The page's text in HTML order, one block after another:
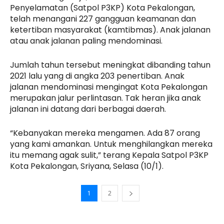
Penyelamatan (Satpol P3KP) Kota Pekalongan,
telah menangani 227 gangguan keamanan dan
ketertiban masyarakat (kamtibmas). Anak jalanan
atau anak jalanan paling mendominasi.
Jumlah tahun tersebut meningkat dibanding tahun
2021 lalu yang di angka 203 penertiban. Anak
jalanan mendominasi mengingat Kota Pekalongan
merupakan jalur perlintasan. Tak heran jika anak
jalanan ini datang dari berbagai daerah.
“Kebanyakan mereka mengamen. Ada 87 orang
yang kami amankan. Untuk menghilangkan mereka
itu memang agak sulit,” terang Kepala Satpol P3KP
Kota Pekalongan, Sriyana, Selasa (10/1).
1 2